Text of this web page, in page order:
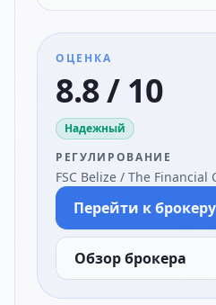
ОЦЕНКА
8.8 / 10
Надежный
РЕГУЛИРОВАНИЕ
FSC Belize / The Financial
Перейти к брокеру
Обзор брокера